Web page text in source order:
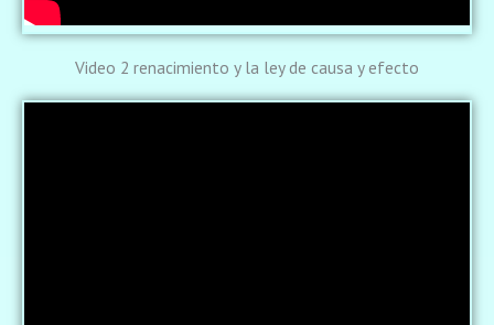
Video 2 renacimiento y la ley de causa y efecto